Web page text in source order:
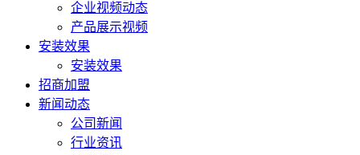
企业视频动态
产品展示视频
安装效果
安装效果
招商加盟
新闻动态
公司新闻
行业资讯